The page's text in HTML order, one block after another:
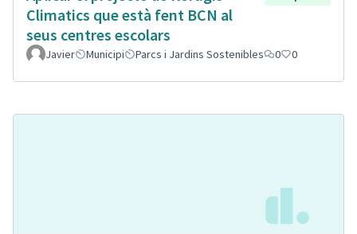
Climatics que està fent BCN al
seus centres escolars
Javier Municipi Parcs i Jardins Sostenibles 0 0